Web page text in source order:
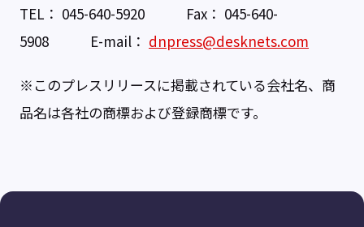
TEL： 045-640-5920 Fax： 045-640-
5908 E-mail： dnpress@desknets.com
※このプレスリリースに掲載されている会社名、商
品名は各社の商標および登録商標です。